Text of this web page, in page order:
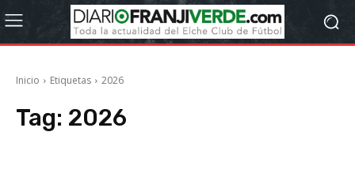
Inicio Etiquetas 2026
Tag: 2026